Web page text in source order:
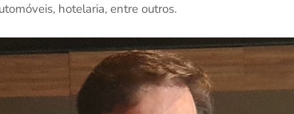
hotelaria, entre outros.